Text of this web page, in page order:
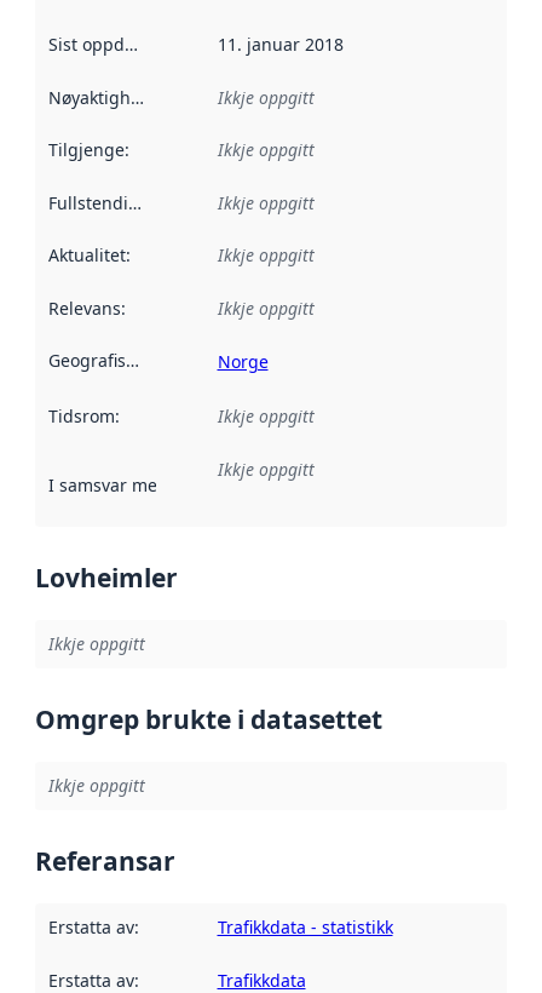
Sist oppdatert 11. januar 2018
Nøyaktigheit Ikkje oppgitt
Tilgjenge: Ikkje oppgitt
Fullstendigheit Ikkje oppgitt
Aktualitet: Ikkje oppgitt
Relevans: Ikkje oppgitt
Geografisk område Norge
Tidsrom: Ikkje oppgitt
I samsvar med Referanse til ei implementeringsregel eller
Ikkje oppgitt
Lovheimler
Ikkje oppgitt
Omgrep brukte i datasettet
Ikkje oppgitt
Referansar
Erstatta av: Trafikkdata - statistikk
Erstatta av: Trafikkdata